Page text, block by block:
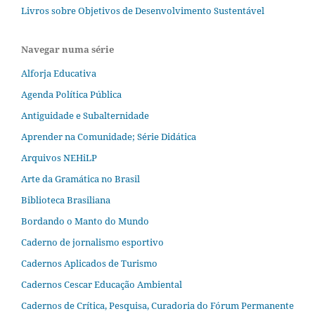
Livros sobre Objetivos de Desenvolvimento Sustentável
Navegar numa série
Alforja Educativa
Agenda Política Pública
Antiguidade e Subalternidade
Aprender na Comunidade; Série Didática
Arquivos NEHiLP
Arte da Gramática no Brasil
Biblioteca Brasiliana
Bordando o Manto do Mundo
Caderno de jornalismo esportivo
Cadernos Aplicados de Turismo
Cadernos Cescar Educação Ambiental
Cadernos de Crítica, Pesquisa, Curadoria do Fórum Permanente